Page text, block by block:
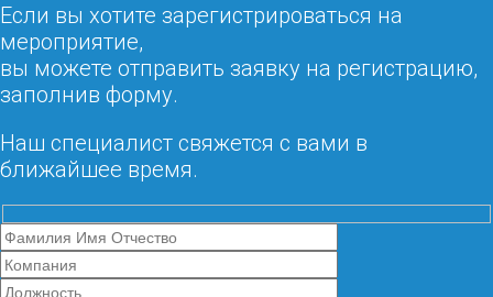
Если вы хотите зарегистрироваться на
мероприятие,
вы можете отправить заявку на регистрацию,
заполнив форму.
Наш специалист свяжется с вами в
ближайшее время.